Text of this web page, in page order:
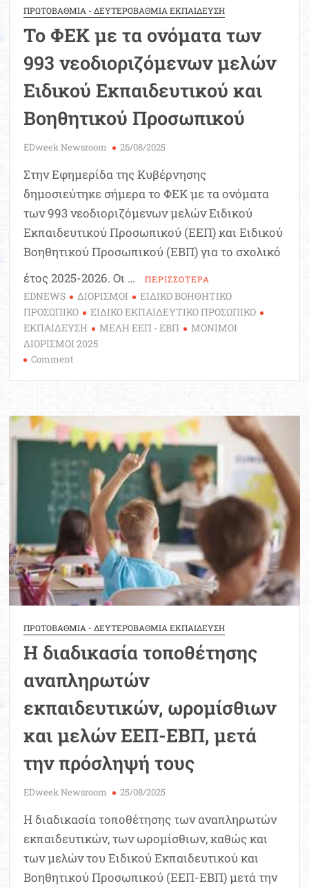
ΠΡΩΤΟΒΑΘΜΙΑ - ΔΕΥΤΕΡΟΒΑΘΜΙΑ ΕΚΠΑΙΔΕΥΣΗ
Το ΦΕΚ με τα ονόματα των
993 νεοδιοριζόμενων μελών
Ειδικού Εκπαιδευτικού και
Βοηθητικού Προσωπικού
EDweek Newsroom 26/08/2025
Στην Εφημερίδα της Κυβέρνησης
δημοσιεύτηκε σήμερα το ΦΕΚ με τα ονόματα
των 993 νεοδιοριζόμενων μελών Ειδικού
Εκπαιδευτικού Προσωπικού (ΕΕΠ) και Ειδικού
Βοηθητικού Προσωπικού (ΕΒΠ) για το σχολικό
έτος 2025-2026. Οι …
ΠΕΡΙΣΣΟΤΕΡΑ
EDNEWS ΔΙΟΡΙΣΜΟΙ
ΕΙΔΙΚΟ ΒΟΗΘΗΤΙΚΟ
ΠΡΟΣΩΠΙΚΟ
ΕΙΔΙΚΟ ΕΚΠΑΙΔΕΥΤΙΚΟ ΠΡΟΣΩΠΙΚΟ
ΕΚΠΑΙΔΕΥΣΗ
ΜΕΛΗ ΕΕΠ - ΕΒΠ
ΜΟΝΙΜΟΙ
ΔΙΟΡΙΣΜΟΙ 2025
Comment
τα
ονόματα
των
993
νεοδιοριζόμενων
μελών
Ειδικού
Εκπαιδευτικού
και
Βοηθητικού
Προσωπικού
ΠΡΩΤΟΒΑΘΜΙΑ - ΔΕΥΤΕΡΟΒΑΘΜΙΑ ΕΚΠΑΙΔΕΥΣΗ
Η διαδικασία τοποθέτησης
αναπληρωτών
εκπαιδευτικών, ωρομίσθιων
και μελών ΕΕΠ-ΕΒΠ, μετά
την πρόσληψή τους
EDweek Newsroom 25/08/2025
Η διαδικασία τοποθέτησης των αναπληρωτών
εκπαιδευτικών, των ωρομίσθιων, καθώς και
των μελών του Ειδικού Εκπαιδευτικού και
Βοηθητικού Προσωπικού (ΕΕΠ-ΕΒΠ) μετά την